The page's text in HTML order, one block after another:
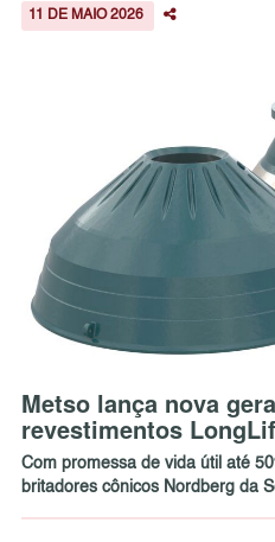
11 DE MAIO 2026
Metso lança nova
revestimentos
Com promessa de vida útil até
britadores cônicos Nordberg da